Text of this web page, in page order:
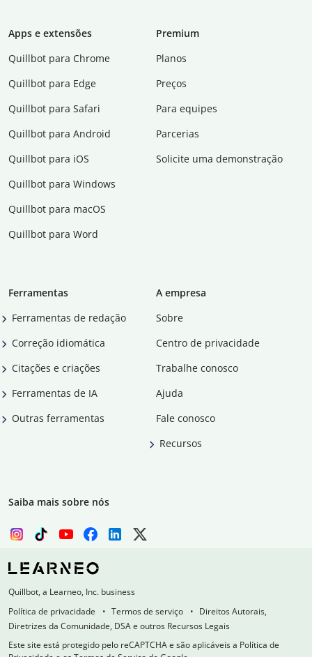
Apps e extensões
Quillbot para Chrome
Quillbot para Edge
Quillbot para Safari
Quillbot para Android
Quillbot para iOS
Quillbot para Windows
Quillbot para macOS
Quillbot para Word
Premium
Planos
Preços
Para equipes
Parcerias
Solicite uma demonstração
Ferramentas
Ferramentas de redação
Correção idiomática
Citações e criações
Ferramentas de IA
Outras ferramentas
A empresa
Sobre
Centro de privacidade
Trabalhe conosco
Ajuda
Fale conosco
Recursos
Saiba mais sobre nós
Quillbot, a Learneo, Inc. business
Política de privacidade
Termos de serviço
Direitos Autorais,
Diretrizes da Comunidade, DSA e outros Recursos Legais
Este site está protegido pelo reCAPTCHA e são aplicáveis a Política de